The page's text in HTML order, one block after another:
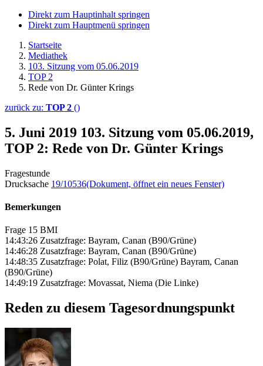
Direkt zum Hauptinhalt springen
Direkt zum Hauptmenü springen
Startseite
Mediathek
103. Sitzung vom 05.06.2019
TOP 2
Rede von Dr. Günter Krings
zurück zu: TOP 2 ()
5. Juni 2019 103. Sitzung vom 05.06.2019,
TOP 2: Rede von Dr. Günter Krings
Fragestunde
Drucksache 19/10536(Dokument, öffnet ein neues Fenster)
Bemerkungen
Frage 15 BMI
14:43:26 Zusatzfrage: Bayram, Canan (B90/Grüne)
14:46:28 Zusatzfrage: Bayram, Canan (B90/Grüne)
14:48:35 Zusatzfrage: Polat, Filiz (B90/Grüne) Bayram, Canan
(B90/Grüne)
14:49:19 Zusatzfrage: Movassat, Niema (Die Linke)
Reden zu diesem Tagesordnungspunkt